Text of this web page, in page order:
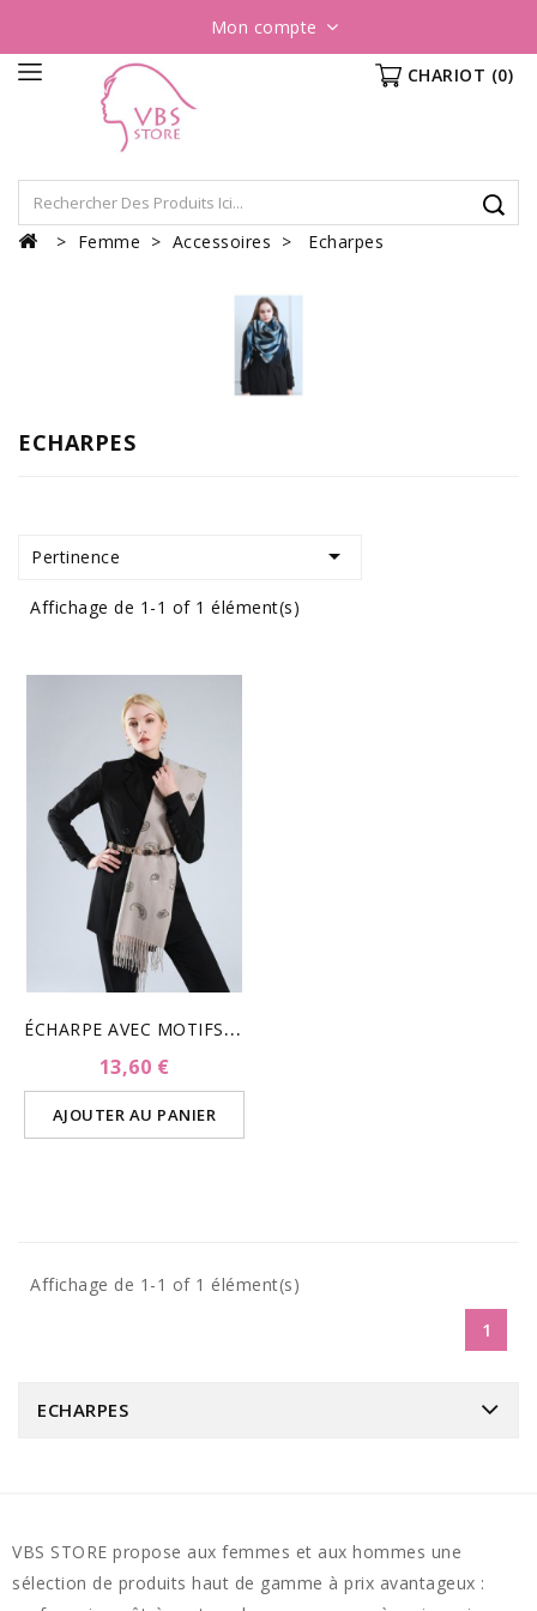
Mon compte
CHARIOT (0)
Femme Accessoires Echarpes
ECHARPES
Pertinence 
Affichage de 1-1 of 1 élément(s)
É
CHARPE AVEC MOTIFS- BEIGE
13,60 €
AJOUTER AU PANIER
Affichage de 1-1 of 1 élément(s)
1
ECHARPES
VBS STORE propose aux femmes et aux hommes une
sélection de produits haut de gamme à prix avantageux :